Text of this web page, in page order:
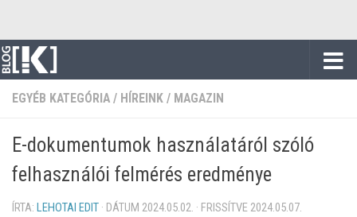
EGYÉB KATEGÓRIA / HÍREINK / MAGAZIN
E-dokumentumok használatáról szóló
felhasználói felmérés eredménye
ÍRTA: LEHOTAI EDIT · DÁTUM 2024.05.02. · FRISSÍTVE 2024.05.07.